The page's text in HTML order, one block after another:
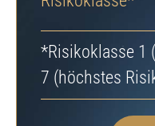
*Risikoklasse 1
7 (höchstes